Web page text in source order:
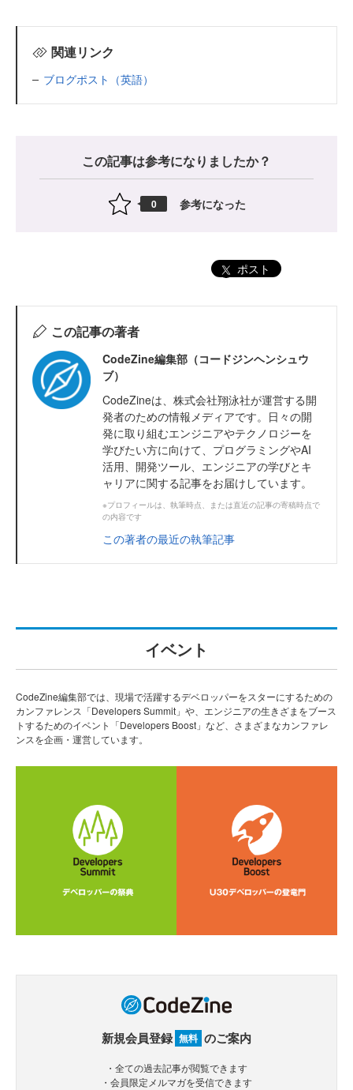
関連リンク
ブログポスト（英語）
この記事は参考になりましたか？
0 参考になった
ポスト
この記事の著者
CodeZine編集部（コードジンヘンシュウ
ブ）
CodeZineは、株式会社翔泳社が運営する開
発者のための情報メディアです。日々の開
発に取り組むエンジニアやテクノロジーを
学びたい方に向けて、プログラミングやAI
活用、開発ツール、エンジニアの学びとキ
ャリアに関する記事をお届けしています。
※プロフィールは、執筆時点、または直近の記事の寄稿時点で
の内容です
この著者の最近の執筆記事
イベント
CodeZine編集部では、現場で活躍するデベロッパーをスターにするための
カンファレンス「Developers Summit」や、エンジニアの生きざまをブース
トするためのイベント「Developers Boost」など、さまざまなカンファレ
ンスを企画・運営しています。
新規会員登録 無料 のご案内
・全ての過去記事が閲覧できます
・会員限定メルマガを受信できます